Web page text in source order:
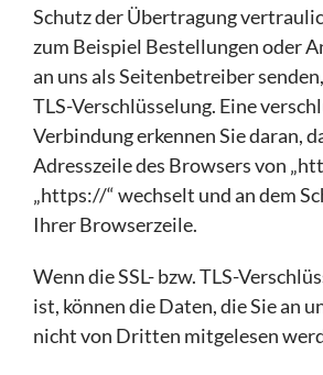
Schutz der Übertragung
zum Beispiel Bestellungen oder
an uns als Seitenbetreiber senden,
TLS-Verschlüsselung. Eine
Verbindung erkennen Sie daran,
Adresszeile des Browsers von
„https://“ wechselt und an dem
Ihrer Browserzeile.
Wenn die SSL- bzw. TLS-
ist, können die Daten, die Sie an
nicht von Dritten mitgelesen